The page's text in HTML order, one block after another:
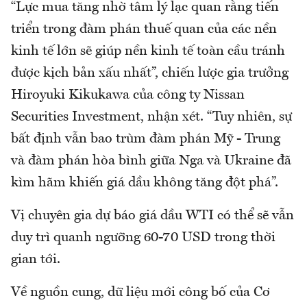
“Lực mua tăng nhờ tâm lý lạc quan rằng tiến
triển trong đàm phán thuế quan của các nền
kinh tế lớn sẽ giúp nền kinh tế toàn cầu tránh
được kịch bản xấu nhất”, chiến lược gia trưởng
Hiroyuki Kikukawa của công ty Nissan
Securities Investment, nhận xét. “Tuy nhiên, sự
bất định vẫn bao trùm đàm phán Mỹ - Trung
và đàm phán hòa bình giữa Nga và Ukraine đã
kìm hãm khiến giá dầu không tăng đột phá”.
Vị chuyên gia dự báo giá dầu WTI có thể sẽ vẫn
duy trì quanh ngưỡng 60-70 USD trong thời
gian tới.
Về nguồn cung, dữ liệu mới công bố của Cơ